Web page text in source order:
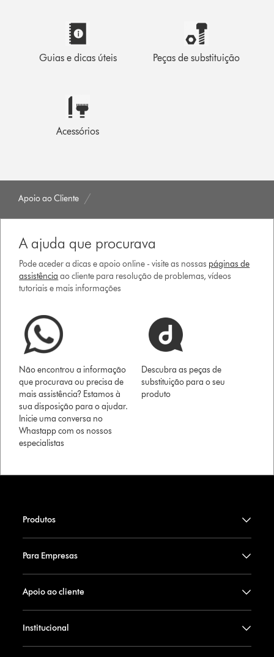
Guias e dicas úteis Peças de substituição
Acessórios
Apoio ao Cliente
A ajuda que procurava
Pode aceder a dicas e apoio online - visite as nossas páginas de
assistência ao cliente para resolução de problemas, vídeos
tutoriais e mais informações
Não encontrou a informação
que procurava ou precisa de
mais assistência? Estamos à
sua disposição para o ajudar.
Inicie uma conversa no
Whastapp com os nossos
especialistas
Descubra as peças de
substituição para o seu
produto
Produtos
Para Empresas
Apoio ao cliente
Institucional